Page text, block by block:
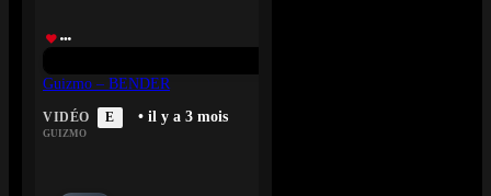
Guizmo – BENDER
VIDÉO E • il y a 3 mois
GUIZMO